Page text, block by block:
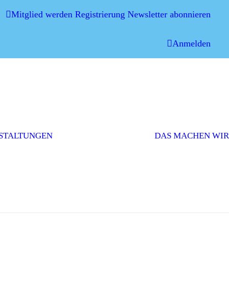
Mitglied werden Registrierung Newsletter abonnieren
Anmelden
DAS MACHEN WIR